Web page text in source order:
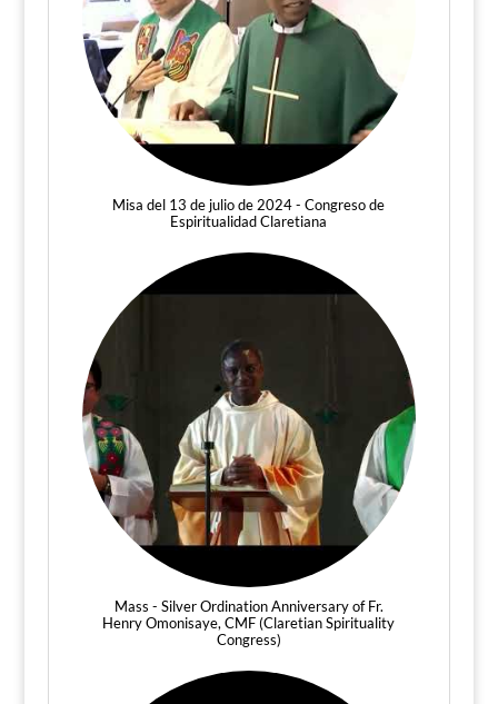
Misa del 13 de julio de 2024 - Congreso de
Espiritualidad Claretiana
Mass - Silver Ordination Anniversary of Fr.
Henry Omonisaye, CMF (Claretian Spirituality
Congress)